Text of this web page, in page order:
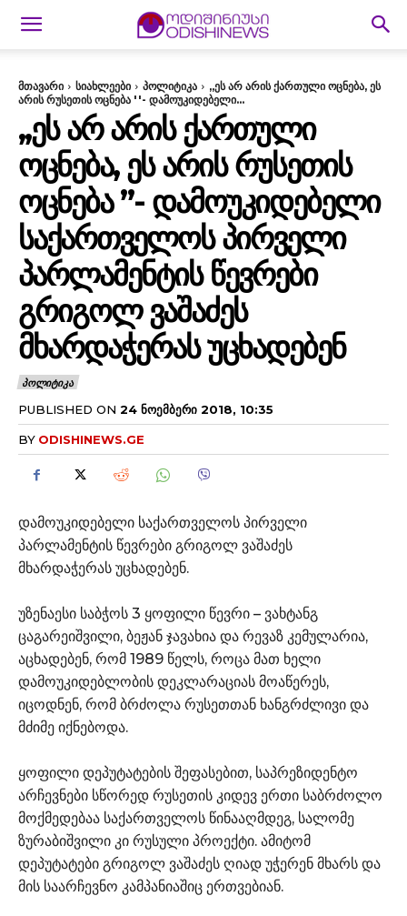
მთავარი სიახლეები პოლიტიკა
,,ეს არ არის ქართული ოცნება, ეს
არის რუსეთის ოცნება ''- დამოუკიდებელი...
,,ᲔᲡ ᲐᲠ ᲐᲠᲘᲡ ᲥᲐᲠᲗᲣᲚᲘ
ᲝᲪᲜᲔᲑᲐ, ᲔᲡ ᲐᲠᲘᲡ ᲠᲣᲡᲔᲗᲘᲡ
ᲝᲪᲜᲔᲑᲐ ”- ᲓᲐᲛᲝᲣᲙᲘᲓᲔᲑᲔᲚᲘ
ᲡᲐᲥᲐᲠᲗᲕᲔᲚᲝᲡ ᲞᲘᲠᲕᲔᲚᲘ
ᲞᲐᲠᲚᲐᲛᲔᲜᲢᲘᲡ ᲬᲔᲕᲠᲔᲑᲘ
ᲒᲠᲘᲒᲝᲚ ᲕᲐᲨᲐᲫᲔᲡ
ᲛᲮᲐᲠᲓᲐᲭᲔᲠᲐᲡ ᲣᲪᲮᲐᲓᲔᲑᲔᲜ
ᲞᲝᲚᲘᲢᲘᲙᲐ
PUBLISHED ON 24 ᲜᲝᲔᲛᲑᲔᲠᲘ 2018, 10:35
BY ODISHINEWS.GE
დამოუკიდებელი საქართველოს პირველი
პარლამენტის წევრები გრიგოლ ვაშაძეს
მხარდაჭერას უცხადებენ.
უზენაესი საბჭოს 3 ყოფილი წევრი – ვახტანგ
ცაგარეიშვილი, ბეჟან ჯავახია და რევაზ კემულარია,
აცხადებენ, რომ 1989 წელს, როცა მათ ხელი
დამოუკიდებლობის დეკლარაციას მოაწერეს,
იცოდნენ, რომ ბრძოლა რუსეთთან ხანგრძლივი და
მძიმე იქნებოდა.
ყოფილი დეპუტატების შეფასებით, საპრეზიდენტო
არჩევნები სწორედ რუსეთის კიდევ ერთი საბრძოლო
მოქმედებაა საქართველოს წინააღმდეგ, სალომე
ზურაბიშვილი კი რუსული პროექტი. ამიტომ
დეპუტატები გრიგოლ ვაშაძეს ღიად უჭერენ მხარს და
მის საარჩევნო კამპანიაშიც ერთვებიან.